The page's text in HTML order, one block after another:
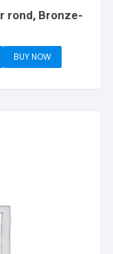
rond, Bronze-
BUY NOW